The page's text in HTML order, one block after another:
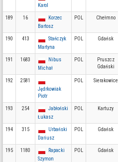
Karol
189 16
Korzec
Bartosz
POL Chełmno
190 413
Stańczyk
Martyna
POL Gdańsk
191 1683
Nibus
Michał
POL
Pruszcz
Gdański
192
2581
Jędrkowiak
Piotr
POL Sierakowice
193 254
Jabłoński
Łukasz
POL Kartuzy
194 315
Urbański
Dariusz
POL Gdańsk
195 1180
Rapacki
Szymon
POL Gdańsk